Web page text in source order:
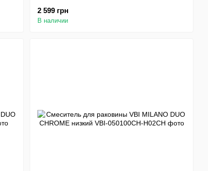
2 599 грн
В наличии